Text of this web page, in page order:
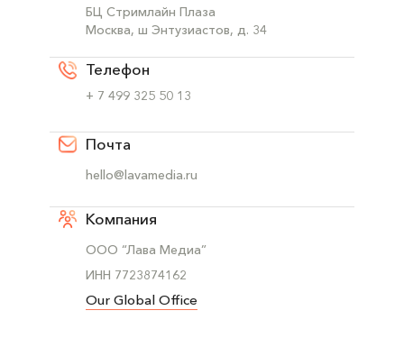
БЦ Стримлайн Плаза
Москва, ш Энтузиастов, д. 34
Телефон
+ 7 499 325 50 13
Почта
hello@lavamedia.ru
Компания
ООО “Лава Медиа”
ИНН 7723874162
Our Global Office